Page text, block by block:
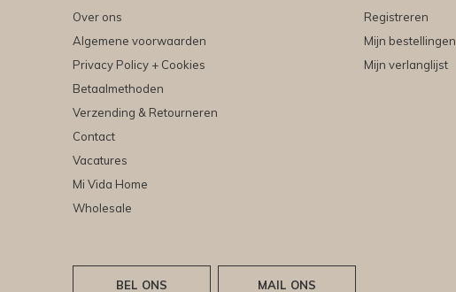
Over ons
Algemene voorwaarden
Privacy Policy + Cookies
Betaalmethoden
Verzending & Retourneren
Contact
Vacatures
Mi Vida Home
Wholesale
Registreren
Mijn bestellingen
Mijn verlanglijst
BEL ONS MAIL ONS